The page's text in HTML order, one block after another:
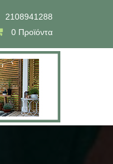
2108941288
0 Προϊόντα